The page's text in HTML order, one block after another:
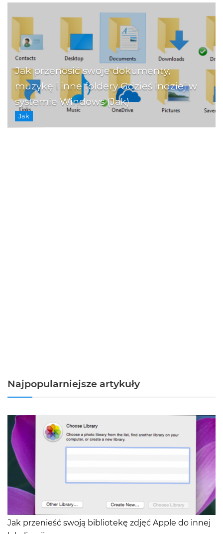
Jak przenosić swoje dokumenty,
muzykę i inne foldery Gdzieś indziej w
systemie Windows (Jak)
Jak
Najpopularniejsze artykuły
Jak przenieść swoją bibliotekę zdjęć Apple do innej